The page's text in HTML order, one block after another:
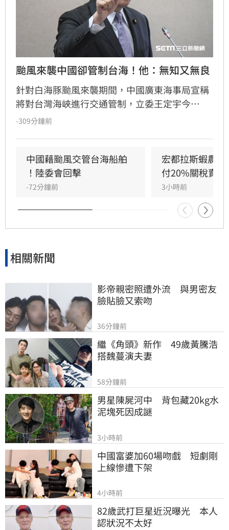
颱風來襲中國卻管制台海！他：無知又無良
針對白海豚颱風來襲期間，中國廣東海事局宣稱
將對台灣海峽進行交通管制，立委王定宇今
（8）日嚴詞批評，直指中國政府此舉既無知又
方，更藐視國際規範。他強調，中國人民處於水
深火熱，政府卻忙於政治操作。王定宇感嘆，中
國作為大國卻缺乏基本素質，並再次提醒「誰跟
-309分鐘前
中國藉颱風交管台海船舶
！陸委會回擊
-72分鐘前
宏都拉斯蝦農
付20%關稅賣台
3小時前
相關新聞
影帝親密照遭外流　與男密友
臉貼臉又索吻
36分鐘前
繼《角頭》新作　49歲黃騰浩
搭魏蔓演夫妻
58分鐘前
男星陳屍河中　背包藏20kg水
泥塊死因成謎
3小時前
中國富婆加60場吻戲　短劇剛
上線慘遭下架
4小時前
82歲武打巨星近況曝光　本人
認狀況不太好